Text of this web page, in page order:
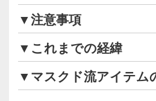
▼注意事項
▼これまでの経緯
▼マスクド流アイテム